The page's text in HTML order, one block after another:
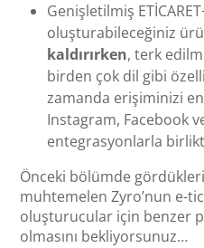
Genişletilmiş
oluşturabileceğiniz
kaldırırken, terk
birden çok dil gibi
zamanda erişiminizi
Instagram, Facebook
entegrasyonlarla
Önceki bölümde
muhtemelen Zyro’nun e-
oluşturucular için benzer
olmasını bekliyorsunuz…